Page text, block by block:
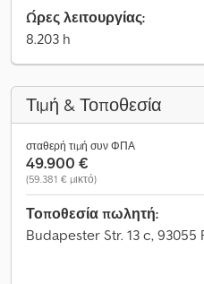
Ώρες λειτουργίας:
8.203 h
Τιμή & Τοποθεσία
σταθερή τιμή συν ΦΠΑ
49.900 €
(59.381 € μικτό)
Τοποθεσία πωλητή:
Budapester Str. 13 c, 93055